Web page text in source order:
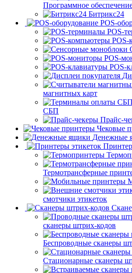
Программное
Битрикс24
POS-
POS-
POS-
POS-
POS-
магнитных карт
СБП
Прайс-
Чековые
Денежные
Термотрансферные
смотчики этикеток
сканеры штрих-кодов
Беспроводные сканеры
Стационарные сканеры